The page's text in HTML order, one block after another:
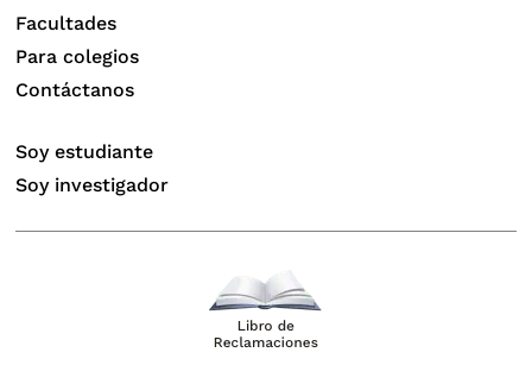
Facultades
Para colegios
Contáctanos
Soy estudiante
Soy investigador